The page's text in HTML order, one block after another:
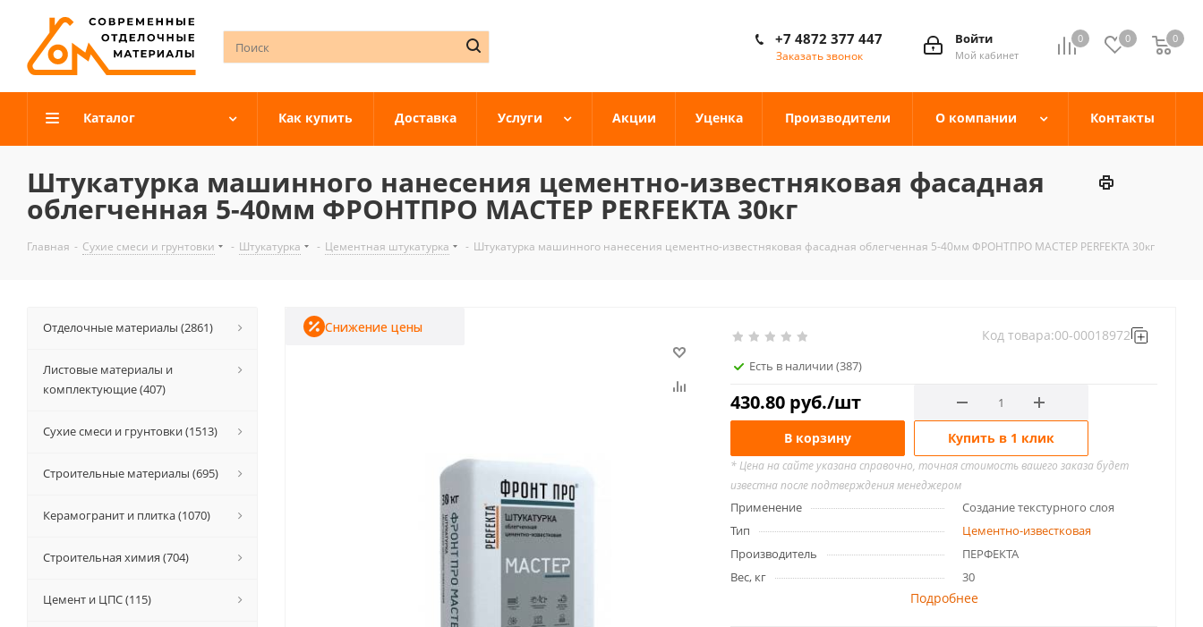
0 0 0
Войти
Мой кабинет
+7 4872 377 447
Заказать звонок
Каталог Как купить Доставка Услуги Акции Уценка Производители О компании Контакты
Штукатурка машинного нанесения цементно-известняковая фасадная
облегченная 5-40мм ФРОНТПРО МАСТЕР PERFEKTA 30кг
Главная - Сухие смеси и грунтовки - Штукатурка - Цементная штукатурка - Штукатурка машинного нанесения цементно-известняковая фасадная облегченная 5-40мм ФРОНТПРО МАСТЕР PERFEKTA 30кг
Есть в наличии (387)
Код товара:00-00018972
430.80 руб./шт
Снижение цены
В корзину Купить в 1 клик
* Цена на сайте указана справочно, точная стоимость вашего заказа будет
известна после подтверждения менеджером
Применение
Создание текстурного слоя
Тип
Цементно-известковая
Производитель
ПЕРФЕКТА
Вес, кг
30
Подробнее
Отделочные материалы (2861)
Листовые материалы и
комплектующие (407)
Сухие смеси и грунтовки (1513)
Строительные материалы (695)
Керамогранит и плитка (1070)
Строительная химия (704)
Цемент и ЦПС (115)